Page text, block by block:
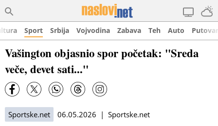
Sport Srbija Vojvodina Zabava Teh Auto
Vašington objasnio spor početak: ''Sreda
veče, devet sati...''
Sportske.net 06.05.2026 | Sportske.net